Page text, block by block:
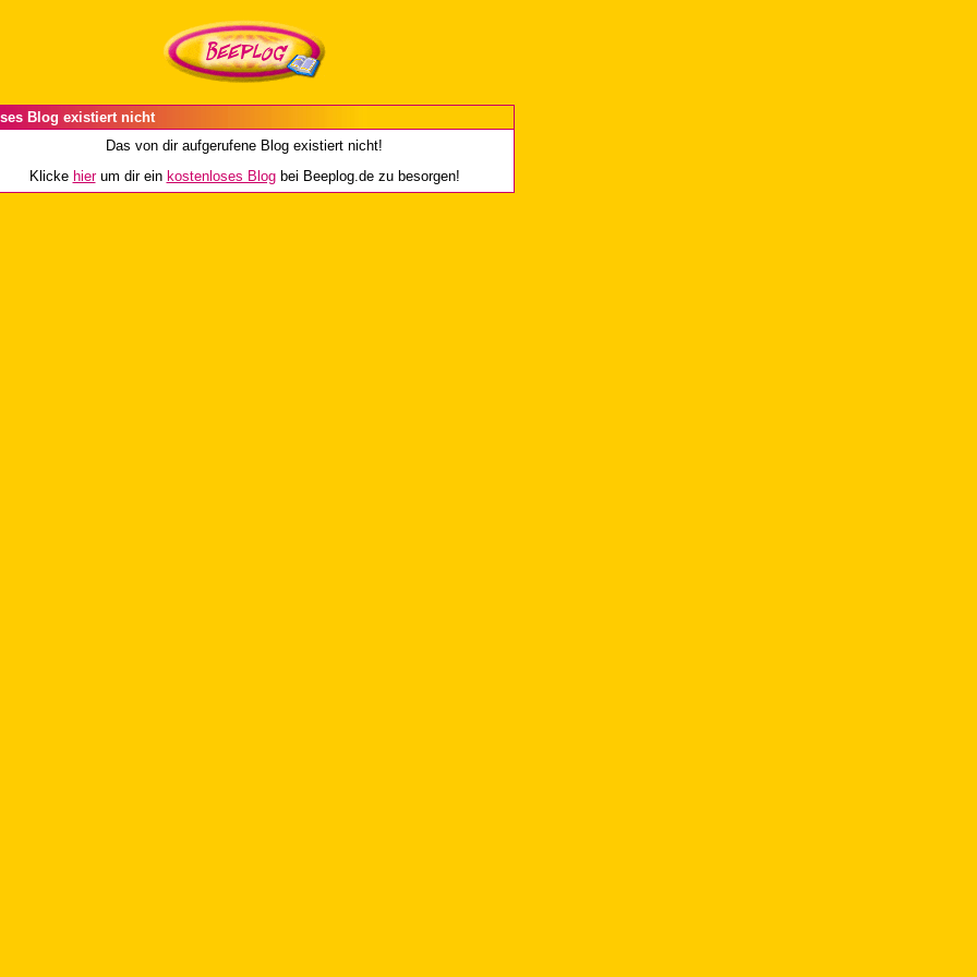
Blog existiert nicht
Das von dir aufgerufene Blog existiert nicht!
Klicke hierum dir ein kostenloses Blogbei Beeplog.de zu besorgen!